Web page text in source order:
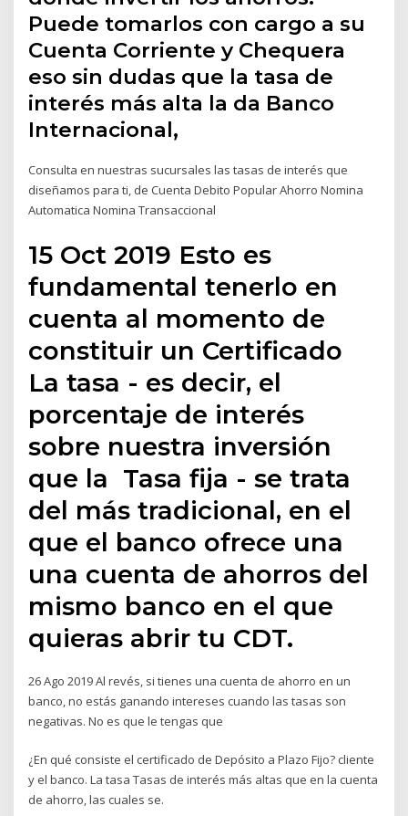
Puede tomarlos con cargo a su
Cuenta Corriente y Chequera
eso sin dudas que la tasa de
interés más alta la da Banco
Internacional,
Consulta en nuestras sucursales las tasas de interés que
diseñamos para ti, de Cuenta Debito Popular Ahorro Nomina
Automatica Nomina Transaccional
15 Oct 2019 Esto es
fundamental tenerlo en
cuenta al momento de
constituir un ​Certificado
La tasa - es decir, el
porcentaje de interés
sobre nuestra inversión
que la ​ Tasa fija - se trata
del ​más tradicional, en el
que el banco ofrece una
una cuenta de ahorros del
mismo banco en el que
quieras abrir tu CDT.
26 Ago 2019 Al revés, si tienes una cuenta de ahorro en un
banco, no estás ganando intereses cuando las tasas son
negativas. No es que le tengas que
¿En qué consiste el certificado de Depósito a Plazo Fijo? cliente
y el banco. La tasa Tasas de interés más altas que en la cuenta
de ahorro, las cuales se.